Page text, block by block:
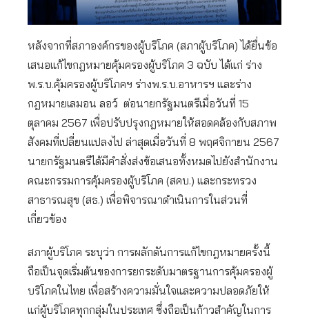
หลังจากที่สภาองค์กรของผู้บริโภค (สภาผู้บริโภค) ได้ยื่นข้อ
เสนอแก้ไขกฎหมายคุ้มครองผู้บริโภค 3 ฉบับ ได้แก่ ร่าง
พ.ร.บ.คุ้มครองผู้บริโภคฯ ร่างพ.ร.บ.อาหารฯ และร่าง
กฎหมายเลมอน ลอว์ ต่อนายกรัฐมนตรีเมื่อวันที่ 15
ตุลาคม 2567 เพื่อปรับปรุงกฎหมายให้สอดคล้องกับสภาพ
สังคมที่เปลี่ยนแปลงไป ล่าสุดเมื่อวันที่ 8 พฤศจิกายน 2567
นายกรัฐมนตรีได้มีคำสั่งส่งข้อเสนอทั้งหมดไปยังสำนักงาน
คณะกรรมการคุ้มครองผู้บริโภค (สคบ.) และกระทรวง
สาธารณสุข (สธ.) เพื่อพิจารณาดำเนินการในส่วนที่
เกี่ยวข้อง
สภาผู้บริโภค ระบุว่า การผลักดันการแก้ไขกฎหมายครั้งนี้
ถือเป็นจุดเริ่มต้นของการยกระดับมาตรฐานการคุ้มครองผู้
บริโภคในไทย เพื่อสร้างความมั่นใจและความปลอดภัยให้
แก่ผู้บริโภคทุกกลุ่มในประเทศ ซึ่งถือเป็นก้าวสำคัญในการ